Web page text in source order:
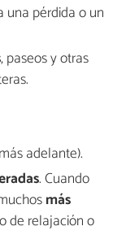
una pérdida o un
, paseos y otras
adelante).
. Cuando
más
de relajación o